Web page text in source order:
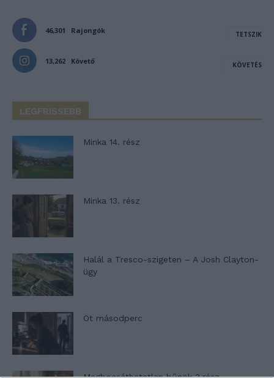
46,301 Rajongók TETSZIK
13,262 Követő KÖVETÉS
LEGFRISSEBB
Minka 14. rész
Minka 13. rész
Halál a Tresco-szigeten – A Josh Clayton-
ügy
Öt másodperc